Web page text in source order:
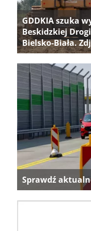
GDDKIA szuka
Beskidzkiej
Bielsko-Biała.
Sprawdź